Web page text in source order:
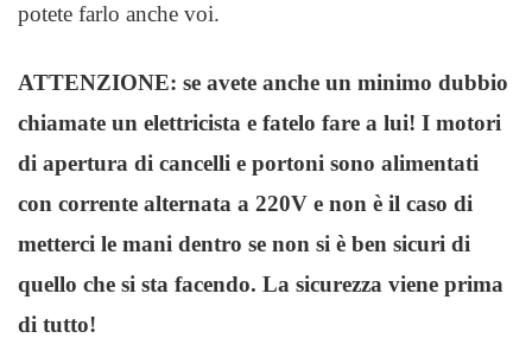
potete farlo anche voi.
ATTENZIONE: se avete anche un minimo dubbio
chiamate un elettricista e fatelo fare a lui! I motori
di apertura di cancelli e portoni sono alimentati
con corrente alternata a 220V e non è il caso di
metterci le mani dentro se non si è ben sicuri di
quello che si sta facendo. La sicurezza viene prima
di tutto!